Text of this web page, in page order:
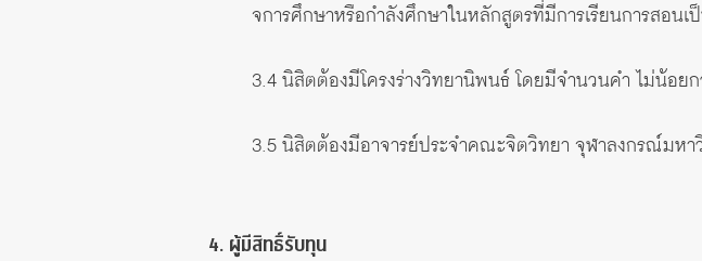
จการศึกษาหรือกําลังศึกษาในหลักสูตรที่มีการเรียนการสอนเ
3.4 นิสิตต้องมีโครงร่างวิทยานิพนธ์ โดยมีจํานวนคํา ไม่น้อยก
3.5 นิสิตต้องมีอาจารย์ประจําคณะจิตวิทยา จุฬาลงกรณ์มห
4. ผู้มีสิทธิ์รับทุน